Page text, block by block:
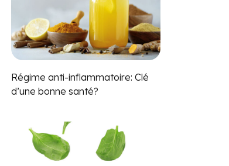
Régime anti-inflammatoire: Clé
d’une bonne santé?